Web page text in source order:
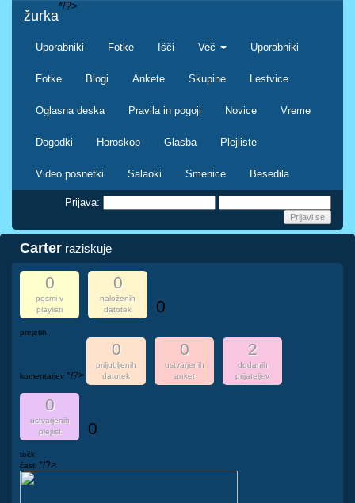
žurka
Uporabniki Fotke Išči Več Uporabniki
Fotke Blogi Ankete Skupine Lestvice
Oglasna deska Pravila in pogoji Novice Vreme
Dogodki Horoskop Glasba Plejliste
Video posnetki Salaoki Smenice Besedila
*/?>
Prijava:
Carter raziskuje
0
pesmi v
playlisti
0
naloženih
datotek
0
prejetih
komentarjev */?>
0
priljubljenih
datotek
0
ustvarjenih
anket
2
dodanih
prijateljev
0
ustvarjenih
plejlist
0
točk
časti */?>